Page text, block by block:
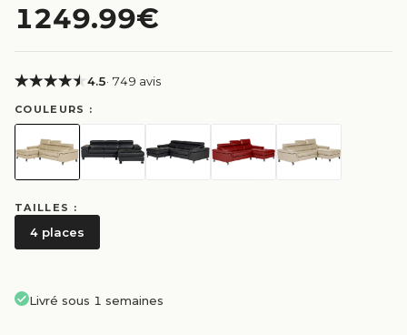
1249.99€
4.5· 749 avis
COULEURS :
TAILLES :
4 places
Livré sous 1 semaines